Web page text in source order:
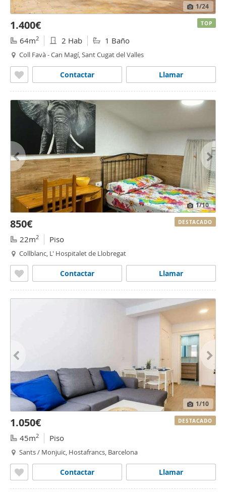
1/24
1.400€
64m2 2 Hab 1 Baño
Coll Favà - Can Magí, Sant Cugat del Valles
Llamar
Contactar
TOP
1/10
850€
22m2 Piso
Collblanc, L' Hospitalet de Llobregat
Llamar
Contactar
DESTACADO
1/10
1.050€
45m2 Piso
Sants / Monjuïc, Hostafrancs, Barcelona
Llamar
Contactar
DESTACADO